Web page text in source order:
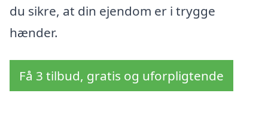
du sikre, at din ejendom er i trygge
hænder.
Få 3 tilbud, gratis og uforpligtende